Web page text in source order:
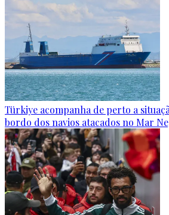
Türkiye acompanha de perto a
bordo dos navios atacados no Mar